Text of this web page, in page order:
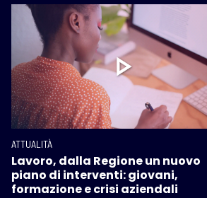
ATTUALITÀ
Lavoro, dalla Regione un nuovo
piano di interventi: giovani,
formazione e crisi aziendali